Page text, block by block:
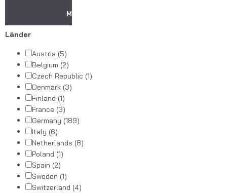
Mehr anzeigen
Länder
Austria (5)
Belgium (2)
Czech Republic (1)
Denmark (3)
Finland (1)
France (3)
Germany (189)
Italy (6)
Netherlands (8)
Poland (1)
Spain (2)
Sweden (1)
Switzerland (4)